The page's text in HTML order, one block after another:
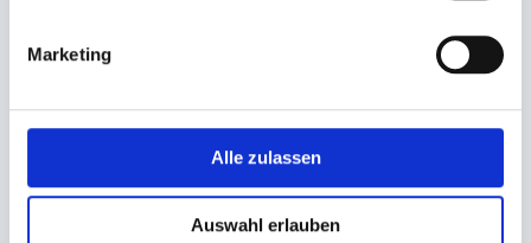
Marketing
Alle zulassen
Auswahl erlauben